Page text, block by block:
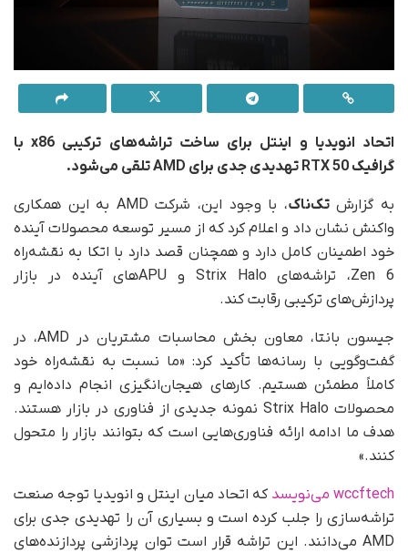
اتحاد انویدیا و اینتل برای ساخت تراشه‌های ترکیبی x86 با
گرافیک RTX 50 تهدیدی جدی برای AMD تلقی می‌شود.
به گزارشتک‌ناک
، با وجود این، شرکت AMD به این همکاری
واکنش نشان داد و اعلام کرد که از مسیر توسعه محصولات آینده
خود اطمینان کامل دارد و همچنان قصد دارد با اتکا به نقشه‌راه
Zen 6، تراشه‌های Strix Halo و APUهای آینده در بازار
پردازش‌های ترکیبی رقابت کند.
جیسون بانتا، معاون بخش محاسبات مشتریان در AMD، در
گفت‌وگویی با رسانه‌ها تأکید کرد: «ما نسبت به نقشه‌راه خود
کاملاً مطمئن هستیم. کارهای هیجان‌انگیزی انجام داده‌ایم و
محصولات Strix Halo نمونه‌ جدیدی از فناوری در بازار هستند.
هدف ما ادامه ارائه فناوری‌هایی است که بتوانند بازار را متحول
کنند.»
wccftech می‌نویسد
که اتحاد میان اینتل و انویدیا توجه صنعت
تراشه‌سازی را جلب کرده است و بسیاری آن را تهدیدی جدی برای
AMD می‌دانند. این تراشه قرار است توان پردازشی پردازنده‌های